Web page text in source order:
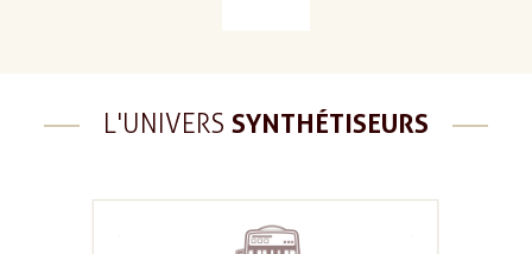
L'UNIVERS SYNTHÉTISEURS